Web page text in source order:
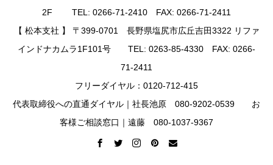
2F TEL: 0266-71-2410 FAX: 0266-71-2411
【 松本支社 】 〒399-0701 長野県塩尻市広丘吉田3322 リファ
インドナカムラ1F101号 TEL: 0263-85-4330 FAX: 0266-
71-2411
フリーダイヤル：0120-712-415
代表取締役への直通ダイヤル｜社長池原 080-9202-0539 お
客様ご相談窓口｜遠藤 080-1037-9367